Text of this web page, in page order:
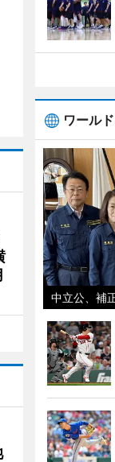
ワール
中立公、補